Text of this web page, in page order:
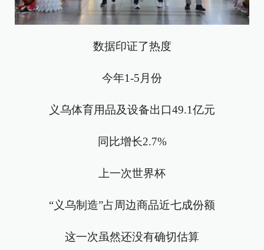
数据印证了热度
今年1-5月份
义乌体育用品及设备出口49.1亿元
同比增长2.7%
上一次世界杯
“义乌制造”占周边商品近七成份额
这一次虽然还没有确切估算